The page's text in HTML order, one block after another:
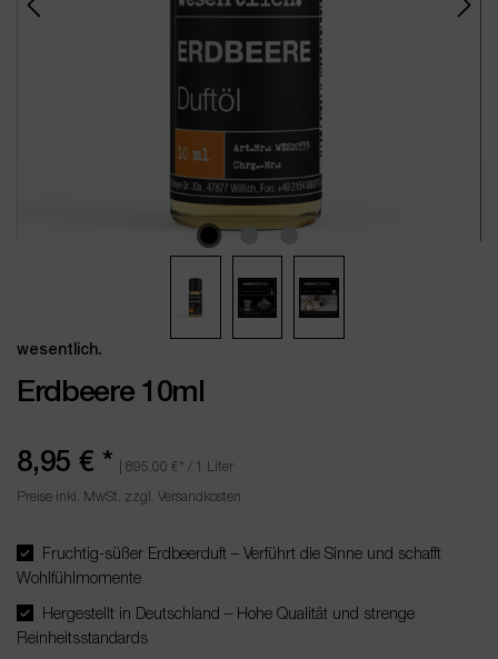
wesentlich.
Erdbeere 10ml
8,95 € * 895,00 € * / 1 Liter
Preise inkl. MwSt. zzgl. Versandkosten
Fruchtig-süßer Erdbeerduft – Verführt die Sinne und schafft
Wohlfühlmomente
Hergestellt in Deutschland – Hohe Qualität und strenge
Reinheitsstandards